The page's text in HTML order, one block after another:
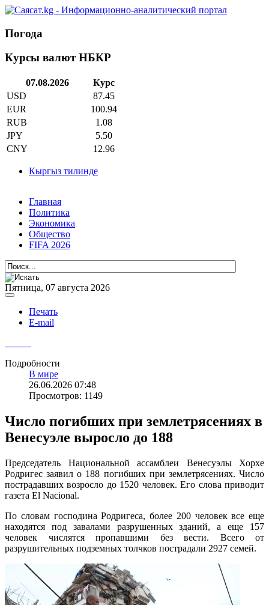
Погода
Курсы валют НБКР
07.08.2026
Курс
USD
87.45
EUR
100.94
RUB
1.08
JPY
5.50
CNY
12.96
Кыргыз тилинде
Главная
Политика
Экономика
Общество
FIFA 2026
Пятница, 07 августа 2026
Печать
E-mail
Подробности
В мире
26.06.2026 07:48
Просмотров: 1149
Число погибших при землетрясениях в
Венесуэле выросло до 188
Председатель Национальной ассамблеи Венесуэлы Хорхе
Родригес заявил о 188 погибших при землетрясениях. Число
пострадавших возросло до 1520 человек. Его слова приводит
газета El Nacional.
По словам господина Родригеса, более 200 человек все еще
находятся под завалами разрушенных зданий, а еще 157
человек числятся пропавшими без вести. Всего от
разрушительных подземных толчков пострадали 2927 семей.